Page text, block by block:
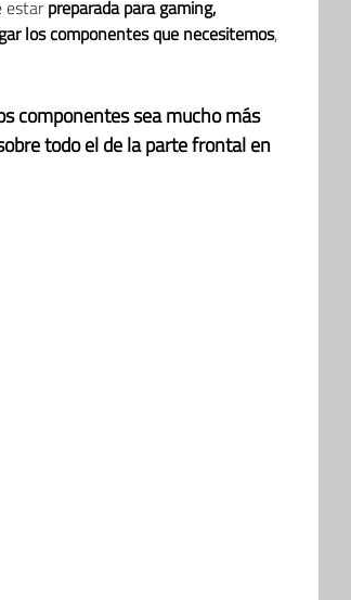
estarpreparada para gaming,
los componentes que necesitemos,
componentes sea mucho más
todo el de la parte frontal en